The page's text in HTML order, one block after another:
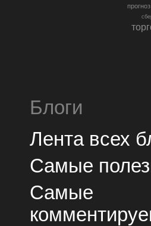
Блоги
Лента всех
Самые
Самые